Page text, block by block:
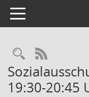
Toggle navigation
RSS-
19:30-20:45